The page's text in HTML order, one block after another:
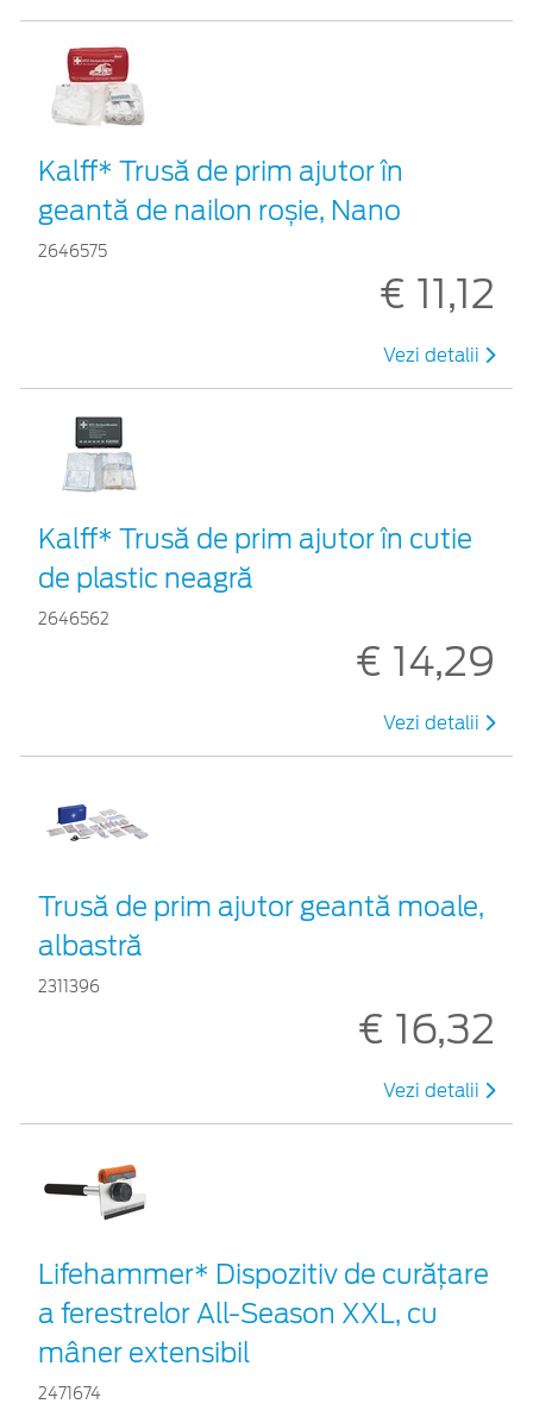
Kalff* Trusă de prim ajutor în
geantă de nailon roșie, Nano
2646575
€ 11,12
Vezi detalii
Kalff* Trusă de prim ajutor în cutie
de plastic neagră
2646562
€ 14,29
Vezi detalii
Trusă de prim ajutor geantă moale,
albastră
2311396
€ 16,32
Vezi detalii
Lifehammer* Dispozitiv de curățare
a ferestrelor All-Season XXL, cu
mâner extensibil
2471674